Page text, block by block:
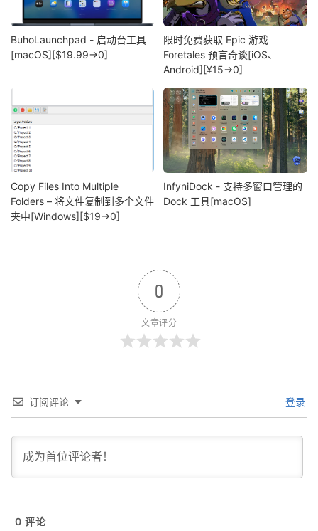
BuhoLaunchpad - 启动台工具
[macOS][$19.99→0]
限时免费获取 Epic 游戏
Foretales 预言奇谈[iOS、
Android][¥15→0]
Copy Files Into Multiple
Folders – 将文件复制到多个文件
夹中[Windows][$19→0]
InfyniDock - 支持多窗口管理的
Dock 工具[macOS]
0
文章评分
订阅评论 登录
0 评论